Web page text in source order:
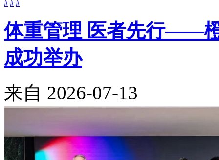
# # #
体重管理 医者先行——
成功举办
来自 2026-07-13